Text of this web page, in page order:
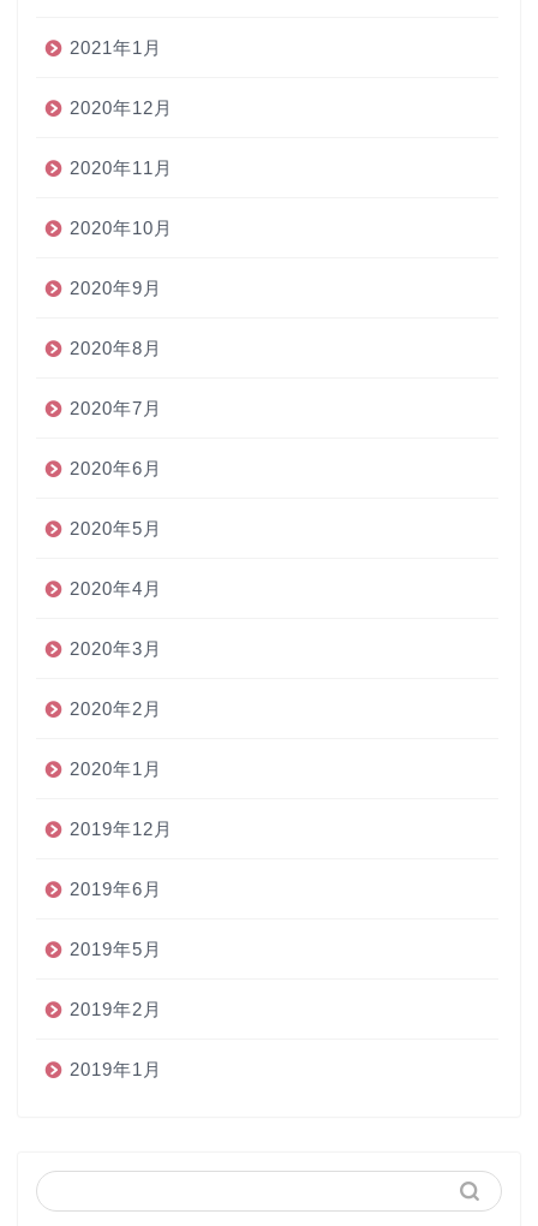
2021年1月
2020年12月
2020年11月
2020年10月
2020年9月
2020年8月
2020年7月
2020年6月
2020年5月
2020年4月
2020年3月
2020年2月
2020年1月
2019年12月
2019年6月
2019年5月
2019年2月
2019年1月
インク